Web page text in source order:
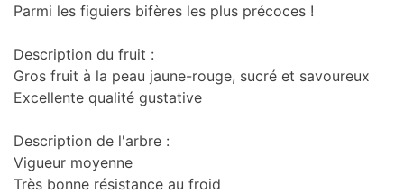
Parmi les figuiers bifères les plus précoces !
Description du fruit :
Gros fruit à la peau jaune-rouge, sucré et savoureux
Excellente qualité gustative
Description de l'arbre :
Vigueur moyenne
Très bonne résistance au froid